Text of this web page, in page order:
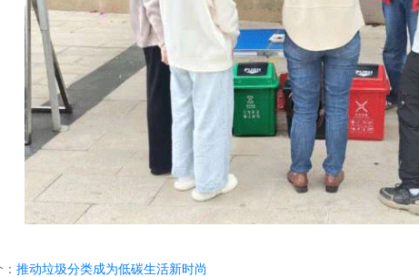
推动垃圾分类成为低碳生活新时尚